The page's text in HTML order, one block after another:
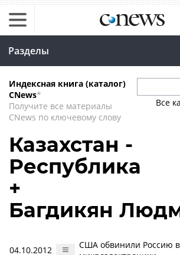
Разделы
Индексная книга (каталог)
CNews*
Получите все материалы
CNews по ключевому слову
Все
Казахстан -
Республика
+
Багдикян
04.10.2012
США обвинили Россию